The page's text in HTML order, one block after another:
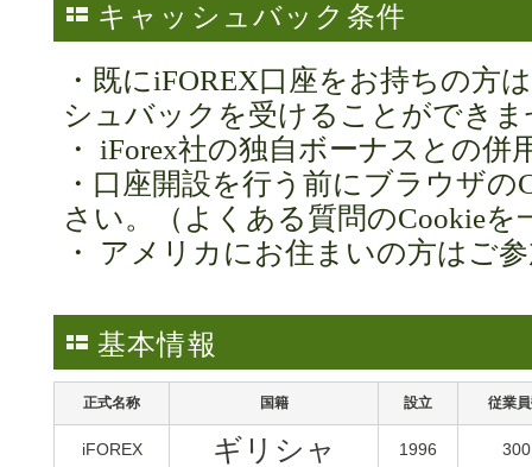
キャッシュバック条件
・既にiFOREX口座をお持ちの方
シュバックを受けることができま
・ iForex社の独自ボーナスとの併
・口座開設を行う前にブラウザ
さい。（よくある質問のCookieを
・ アメリカにお住まいの方はご
基本情報
正式名称 国籍 設立 従業
iFOREX ギリシャ 1996 300